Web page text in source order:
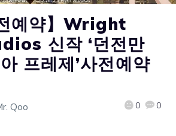
예약】Wright
신작 ‘던전만
프레제’사전예약
Qoo 0 0